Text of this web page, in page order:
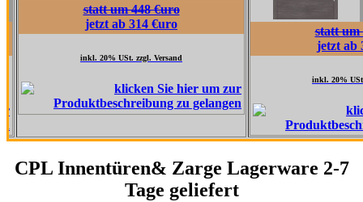
statt um 448 €uro
jetzt ab 314 €uro
inkl. 20% USt. zzgl. Versand
statt um 517 €uro
jetzt ab 362 €uro
inkl. 20% USt. zzgl. Versand
CPL Innentüren& Zarge Lagerware 2-7
Tage geliefert